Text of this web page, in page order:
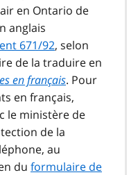
en Ontario de
anglais
671/92, selon
de la traduire en
en français. Pour
en français,
le ministère de
de la
au
du formulaire de